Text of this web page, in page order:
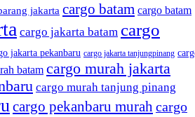
jakarta cargo batam cargo batam
cargo jakarta batam cargo
jakarta pekanbaru cargo jakarta tanjungpinang
batam cargo murah jakarta
cargo murah tanjung pinang
cargo pekanbaru murahcargo